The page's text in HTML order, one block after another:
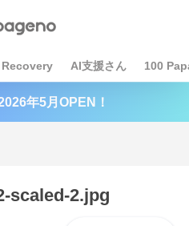
Recovery AI支援さん 100
年5月OPEN！
scaled-2.jpg